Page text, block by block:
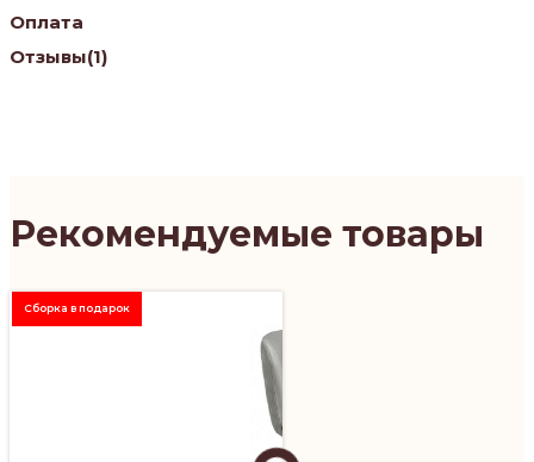
Оплата
Отзывы(1)
Рекомендуемые товары
Сборка в подарок